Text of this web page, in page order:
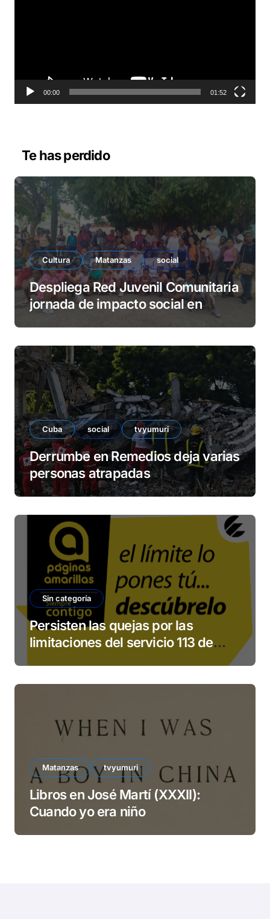
t
r
d
e
00:00 01:52
Te has perdido
Cultura Matanzas social
Despliega Red Juvenil Comunitaria
jornada de impacto social en
Cuba social tvyumuri
Derrumbe en Remedios deja varias
personas atrapadas
Sin categoría
Persisten las quejas por las
limitaciones del servicio 113 de
Matanzas tvyumuri
Libros en José Martí (XXXII):
Cuando yo era niño